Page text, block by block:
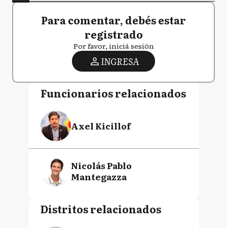
Para comentar, debés estar
registrado
Por favor, iniciá sesión
INGRESA
Funcionarios relacionados
Axel Kicillof
Nicolás Pablo
Mantegazza
Distritos relacionados